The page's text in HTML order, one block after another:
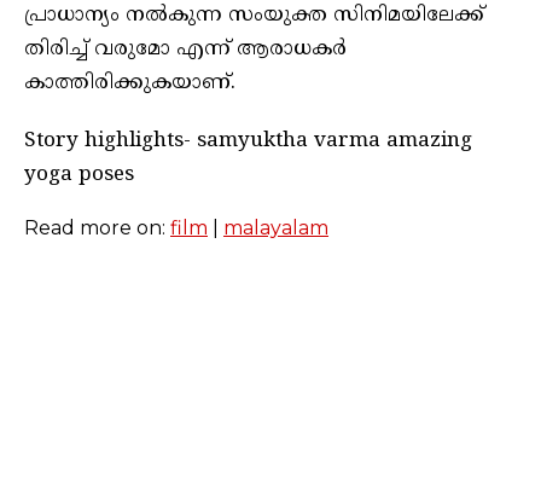
പ്രാധാന്യം നൽകുന്ന സംയുക്ത സിനിമയിലേക്ക്
തിരിച്ച് വരുമോ എന്ന് ആരാധകർ
കാത്തിരിക്കുകയാണ്.
Story highlights- samyuktha varma amazing
yoga poses
Read more on: film malayalam